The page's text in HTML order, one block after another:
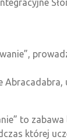
Abracadabra,
to
której